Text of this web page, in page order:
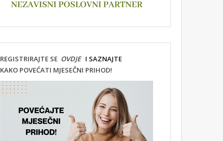
REGISTRIRAJTE SE OVDJEI SAZNAJTE
KAKO POVEĆATI MJESEČNI PRIHOD!